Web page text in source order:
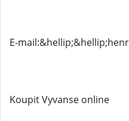
E-
Koupit Vyvanse online